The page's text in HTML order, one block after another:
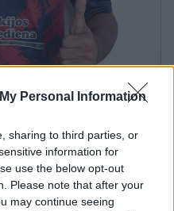
Personal Information
sharing to third parties, or
information for
use the below opt-out
Please note that after your
may continue seeing
atvyksta pas mus iš
Žinome, kad
ir ten jau
jau artimiausiose
padės“, – apie
gynėją sakė DFK
Kuznecovas.